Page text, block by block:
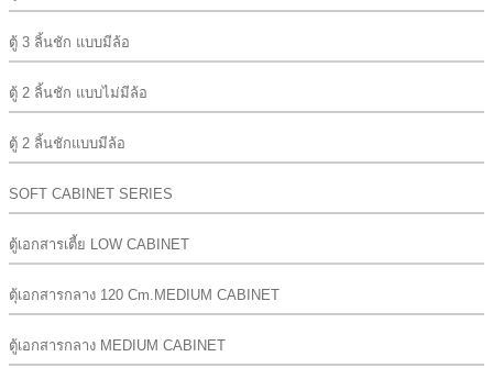
ตู้ 3 ลิ้นชัก แบบมีล้อ
ตู้ 2 ลิ้นชัก แบบไม่มีล้อ
ตู้ 2 ลิ้นชักแบบมีล้อ
SOFT CABINET SERIES
ตู้เอกสารเตี้ย LOW CABINET
ตุ้เอกสารกลาง 120 Cm.MEDIUM CABINET
ตู้เอกสารกลาง MEDIUM CABINET